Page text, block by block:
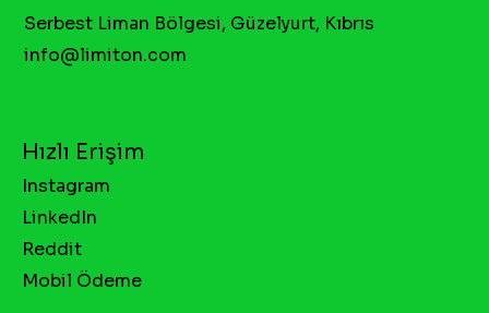
Serbest Liman Bölgesi, Güzelyurt, Kıbrıs
info@limiton.com
Hızlı Erişim
Instagram
LinkedIn
Reddit
Mobil Ödeme